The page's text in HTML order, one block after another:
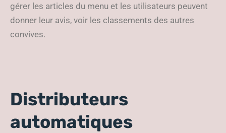
gérer les articles du menu et les utilisateurs peuvent
donner leur avis, voir les classements des autres
convives.
Distributeurs
automatiques